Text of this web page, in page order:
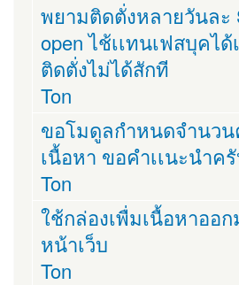
พยามติดตั่งหลายวันละ
open ไช้เเทนเฟสบุคไ
ติดตั่งไม่ได้สักที
Ton
ขอโมดูลกำหนดจำนวน
เนื้อหา ขอคำเเนะนำค
Ton
ใช้กล่องเพื่มเนื้อหาออ
หน้าเว็บ
Ton